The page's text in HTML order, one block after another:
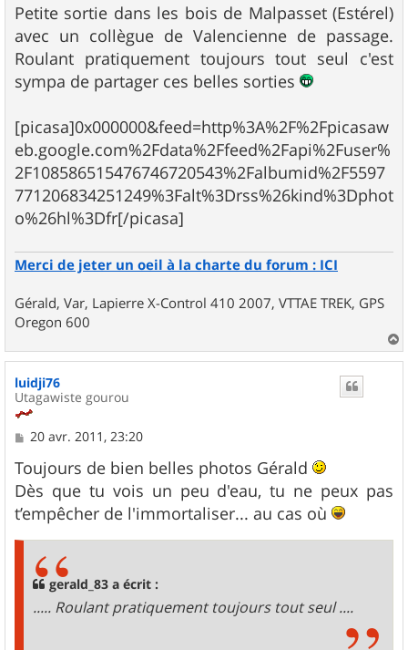
s
s
a
g
e
Petite sortie dans les bois de Malpasset (Estérel)
avec un collègue de Valencienne de passage.
Roulant pratiquement toujours tout seul c'est
sympa de partager ces belles sorties
[picasa]0x000000&feed=http%3A%2F%2Fpicasaw
eb.google.com%2Fdata%2Ffeed%2Fapi%2Fuser%
2F108586515476746720543%2Falbumid%2F5597
771206834251249%3Falt%3Drss%26kind%3Dphot
o%26hl%3Dfr[/picasa]
Merci de jeter un oeil à la charte du forum : ICI
Gérald, Var, Lapierre X-Control 410 2007, VTTAE TREK, GPS
Oregon 600
a
luidji76
Utagawiste gourou
M
s
s
a
g
e
20 avr. 2011, 23:20
Toujours de bien belles photos Gérald
Dès que tu vois un peu d'eau, tu ne peux pas
t’empêcher de l'immortaliser... au cas où
gerald_83 a écrit :
..... Roulant pratiquement toujours tout seul ....